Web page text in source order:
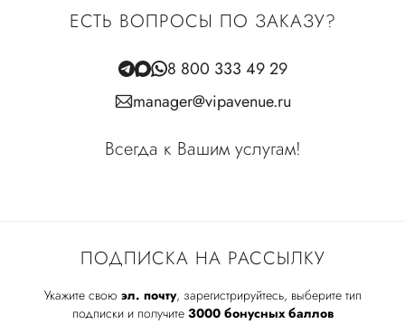
ПОДПИСКА НА РАССЫЛКУ
Укажите свою эл. почту, зарегистрируйтесь, выберите тип
подписки и получите 3000 бонусных баллов
ЕСТЬ ВОПРОСЫ ПО ЗАКАЗУ?
8 800 333 49 29
manager@vipavenue.ru
Всегда к Вашим услугам!